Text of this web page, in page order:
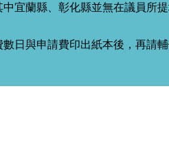
宜蘭縣、彰化縣並無在議員所
日與申請費印出紙本後，再請